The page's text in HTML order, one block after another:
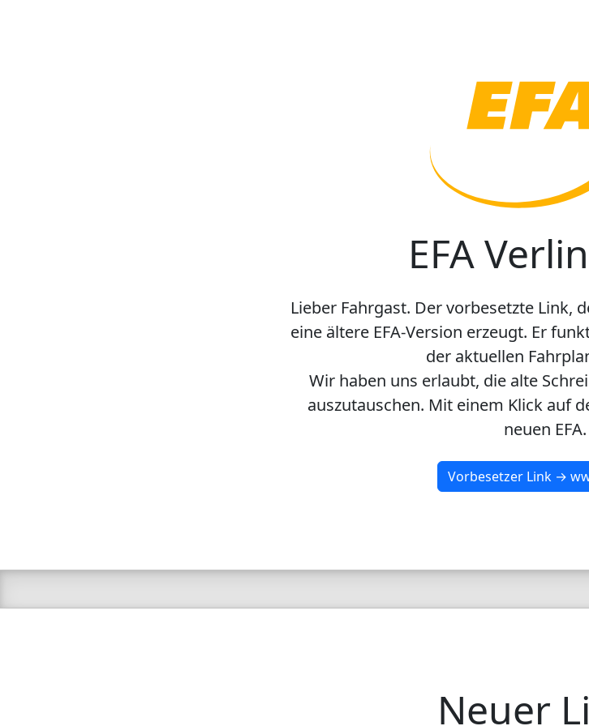
EFA
Lieber Fahrgast. Der vorbesetzte Link,
eine ältere EFA-Version erzeugt. Er
der aktuellen
Wir haben uns erlaubt, die alte
auszutauschen. Mit einem Klick auf
neuen EFA.
Vorbesetzer Link →
Neuer